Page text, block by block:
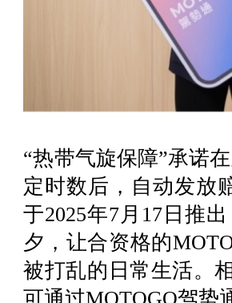
“热带气旋保障”承诺
定时数后，自动发放
于2025年7月17日推
夕，让合资格的
被打乱的日常生活。